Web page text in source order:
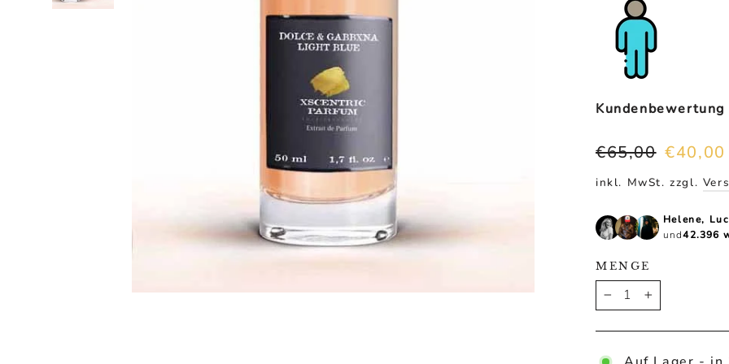
Kundenbewertung
Normaler
€65,00 €40,00
inkl. MwSt. zzgl.
Helene,
und42.396
MENGE
+